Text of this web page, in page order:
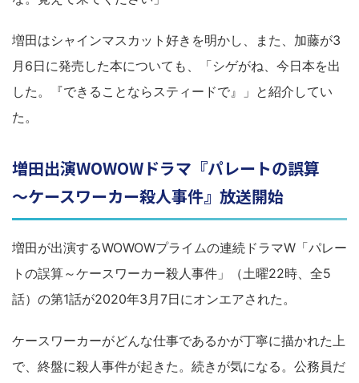
増田はシャインマスカット好きを明かし、また、加藤が3
月6日に発売した本についても、「シゲがね、今日本を出
した。『できることならスティードで』」と紹介してい
た。
増田出演WOWOWドラマ『パレートの誤算
～ケースワーカー殺人事件』放送開始
増田が出演するWOWOWプライムの連続ドラマW「パレー
トの誤算～ケースワーカー殺人事件」（土曜22時、全5
話）の第1話が2020年3月7日にオンエアされた。
ケースワーカーがどんな仕事であるかが丁寧に描かれた上
で、終盤に殺人事件が起きた。続きが気になる。公務員だ